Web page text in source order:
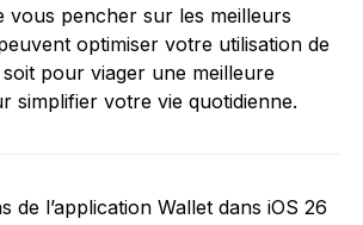
vous pencher sur les meilleurs
optimiser votre utilisation de
soit pour viager une meilleure
simplifier votre vie quotidienne.
de l’application Wallet dans iOS 26